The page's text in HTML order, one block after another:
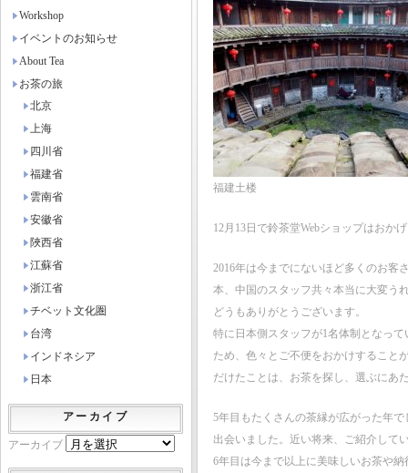
福建土楼
12月13日で鈴茶堂Webショップはおか
2016年は今までにないほど多くのお客
本、中国のスタッフ共々本当に大変う
どうもありがとうございます。
特に日本側スタッフが1名体制となっ
ため、色々とご不便をおかけすること
だけたことは、お茶を探し、選ぶにあ
5年目もたくさんの茶縁が広がった年
出会いました。近い将来、ご紹介して
6年目は今まで以上に美味しいお茶や
Workshop
イベントのお知らせ
About Tea
お茶の旅
北京
上海
四川省
福建省
雲南省
安徽省
陜西省
江蘇省
浙江省
チベット文化圏
台湾
インドネシア
日本
アーカイブ
アーカイブ